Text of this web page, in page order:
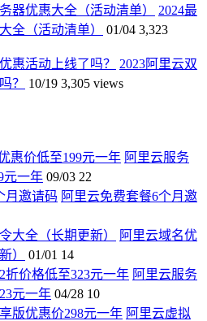
2024最
全（活动清单）
01/04 3,323
2023阿里云双
？
10/19 3,305 views
阿里云服务
元一年 09/03 22
阿里云免费套餐6个月邀
阿里云域名优
）
01/01 14
阿里云服务
元一年 04/28 10
阿里云虚拟